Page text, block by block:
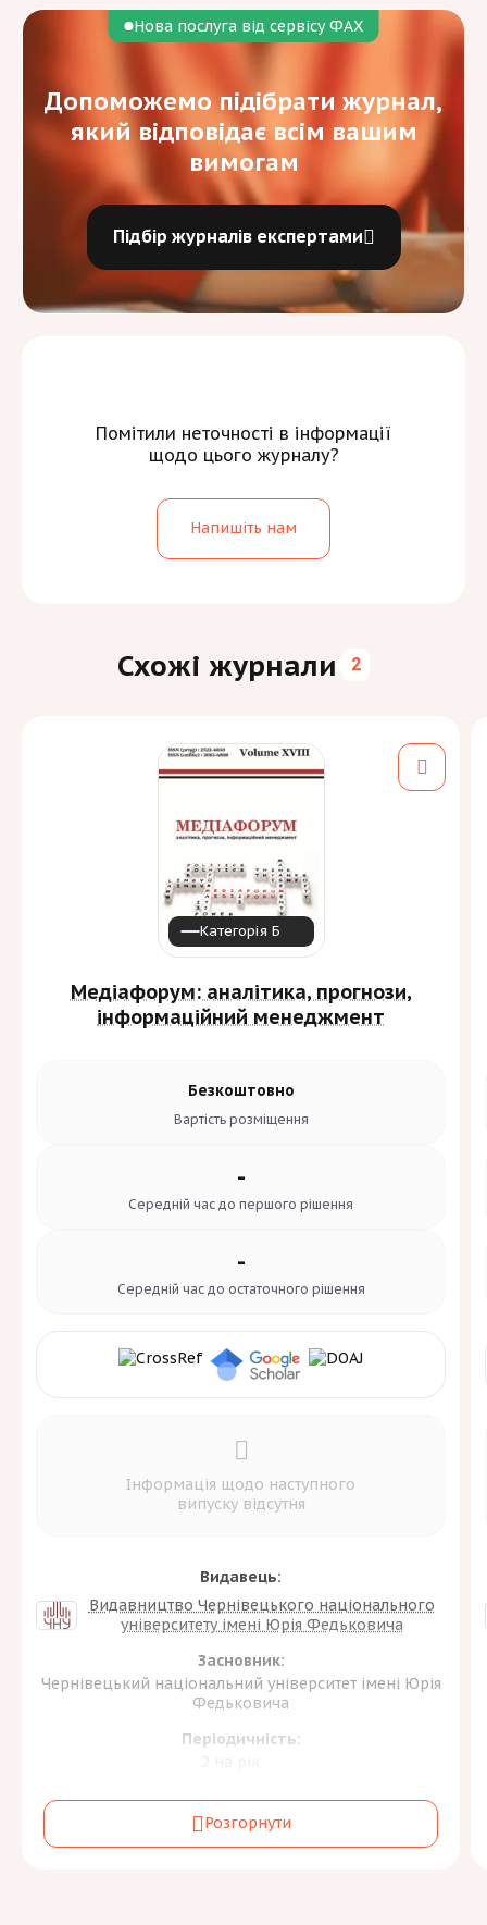
Помітили неточності в інформації
щодо цього журналу?
Напишіть нам
Нова послуга від сервісу ФАХ
Допоможемо підібрати журнал,
який відповідає всім вашим
вимогам
Підбір журналів експертами
Схожі журнали 2
Категорія Б
Видавець:
Видавництво Чернівецького національного
університету імені Юрія Федьковича
Засновник:
Чернівецький національний університет імені Юрія
Федьковича
Періодичність:
Галузь знань та спеціальність:
Соціальні науки, журналістика та інформація
Медіафорум: аналітика, прогнози,
інформаційний менеджмент
Безкоштовно
Вартість розміщення
-
Середній час до першого рішення
-
Середній час до остаточного рішення
Інформація щодо наступного
випуску відсутня
Розгорнути